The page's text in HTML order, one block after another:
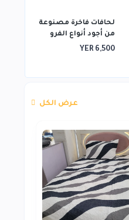
لحافات فاخرة مصنوعة
من أجود أنواع الفرو
YER 6,500
عرض الكل